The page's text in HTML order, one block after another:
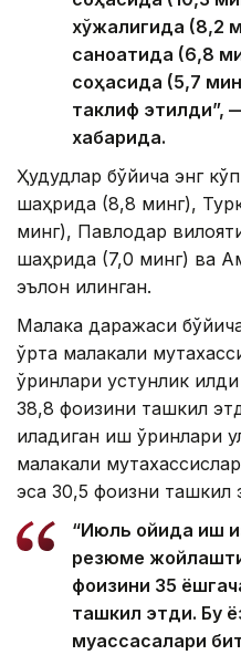
хўжалигида (8,2
саноатида (6,8
соҳасида (5,7
таклиф этилди”,
хабарида.
Ҳудудлар бўйича энг
шаҳрида (8,8 минг),
минг), Павлодар
шаҳрида (7,0 минг) ва
эълон қилинган.
Малака даражаси
ўрта малакали
ўринлари устунлик
38,8 фоизини ташкил
қиладиган иш ўринлари
малакали
эса 30,5 фоизни ташкил
“Июль ойида иш
резюме
фоизини 35
ташкил этди. Бу
муассасалари